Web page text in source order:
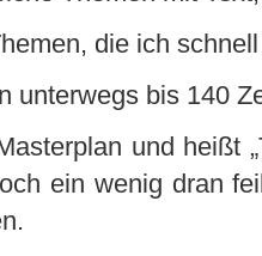
die ich
unterwegs bis 140
und heißt
ein wenig dran